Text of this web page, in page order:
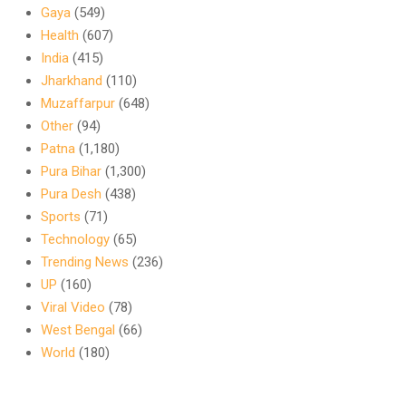
Gaya (549)
Health (607)
India (415)
Jharkhand (110)
Muzaffarpur (648)
Other (94)
Patna (1,180)
Pura Bihar (1,300)
Pura Desh (438)
Sports (71)
Technology (65)
Trending News (236)
UP (160)
Viral Video (78)
West Bengal (66)
World (180)